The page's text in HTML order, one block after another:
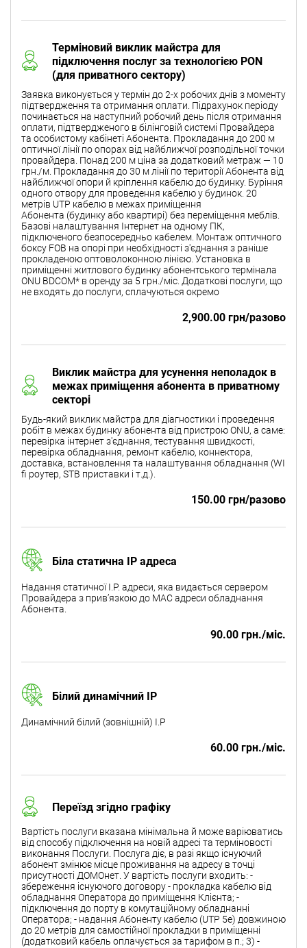
Терміновий виклик майстра для
підключення послуг за технологією PON
(для приватного сектору)
Заявка виконується у термін до 2-х робочих днів з моменту
підтвердження та отримання оплати. Підрахунок періоду
починається на наступний робочий день після отримання
оплати, підтвердженого в білінговій системі Провайдера
та особистому кабінеті Абонента. Прокладання до 200 м
оптичної лінії по опорах від найближчої розподільної точки
провайдера. Понад 200 м ціна за додатковий метраж — 10
грн./м. Прокладання до 30 м лінії по території Абонента від
найближчої опори й кріплення кабелю до будинку. Буріння
одного отвору для проведення кабелю у будинок. 20
метрів UTP кабелю в межах приміщення
Абонента (будинку або квартирі) без переміщення меблів.
Базові налаштування Інтернет на одному ПК,
підключеного безпосередньо кабелем. Монтаж оптичного
боксу FOB на опорі при необхідності з'єднання з раніше
прокладеною оптоволоконною лінією. Установка в
приміщенні житлового будинку абонентського термінала
ONU BDCOM* в оренду за 5 грн./міс. Додаткові послуги, що
не входять до послуги, сплачуються окремо
2,900.00 грн/разово
Виклик майстра для усунення неполадок в
межах приміщення абонента в приватному
секторі
Будь-який виклик майстра для діагностики і проведення
робіт в межах будинку абонента від пристрою ONU, а саме:
перевірка інтернет з'єднання, тестування швидкості,
перевірка обладнання, ремонт кабелю, коннектора,
доставка, встановлення та налаштування обладнання (WI
fi роутер, STB приставки і т.д.).
150.00 грн/разово
Біла статична IP адреса
Надання статичної I.P. адреси, яка видається сервером
Провайдера з прив’язкою до МАС адреси обладнання
Абонента.
90.00 грн./міс.
Білий динамічний IP
Динамічний білий (зовнішній) I.P
60.00 грн./міс.
Переїзд згідно графіку
Вартість послуги вказана мінімальна й може варіюватись
від способу підключення на новій адресі та терміновості
виконання Послуги. Послуга діє, в разі якщо існуючий
абонент змінює місце проживання на адресу в точці
присутності ДОМОнет. У вартість послуги входить: -
збереження існуючого договору - прокладка кабелю від
обладнання Оператора до приміщення Клієнта; -
підключення до порту в комутаційному обладнанні
Оператора; - надання Абоненту кабелю (UTP 5e) довжиною
до 20 метрів для самостійної прокладки в приміщенні
(додатковий кабель оплачується за тарифом в п.; 3) -